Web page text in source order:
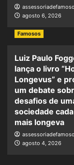
agosto 6, 2026
Famosos
Luiz Paulo
lança o livro
Longevus” e
um debate
desafios de
sociedade
mais longeva
agosto 4, 2026